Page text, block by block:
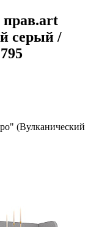
прав.art
серый /
(Вулканический